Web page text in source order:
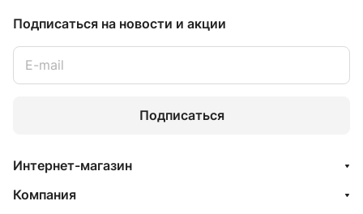
Подписаться на новости и акции
Подписаться
Интернет-магазин
Компания